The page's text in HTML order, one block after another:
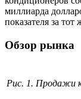
миллиарда
показателя за
Обзор рынка
Рис. 1. Продажи